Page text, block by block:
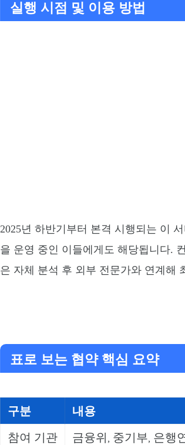
실행 시점 및 이용 방법
2025년 하반기부터 본격 시행되는 이
을 운영 중인 이들에게도 해당됩니다.
은 자체 분석 후 외부 전문가와 연계해
표로 보는 협약 핵심 요약
구분
내용
참여 기관
금융위, 중기부, 은행